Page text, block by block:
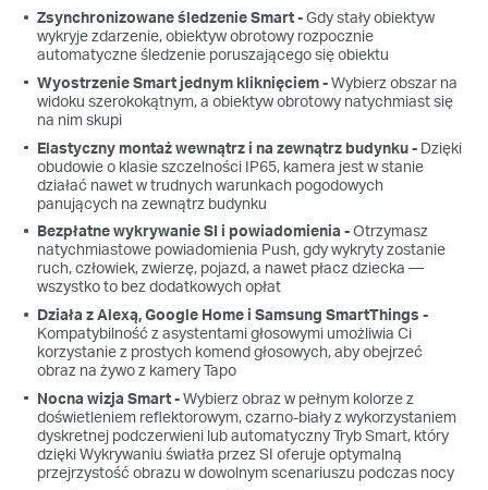
Zsynchronizowane śledzenie Smart -Gdy stały obiektyw
wykryje zdarzenie, obiektyw obrotowy rozpocznie
automatyczne śledzenie poruszającego się obiektu
Wyostrzenie Smart jednym kliknięciem -Wybierz obszar na
widoku szerokokątnym, a obiektyw obrotowy natychmiast się
na nim skupi
Elastyczny montaż wewnątrz i na zewnątrz budynku - Dzięki
obudowie o klasie szczelności IP65, kamera jest w stanie
działać nawet w trudnych warunkach pogodowych
panujących na zewnątrz budynku
Bezpłatne wykrywanie SI i powiadomienia -Otrzymasz
natychmiastowe powiadomienia Push, gdy wykryty zostanie
ruch, człowiek, zwierzę, pojazd, a nawet płacz dziecka —
wszystko to bez dodatkowych opłat
Działa z Alexą, Google Home i Samsung SmartThings -
Kompatybilność z asystentami głosowymi umożliwia Ci
korzystanie z prostych komend głosowych, aby obejrzeć
obraz na żywo z kamery Tapo
Nocna wizja Smart -Wybierz obraz w pełnym kolorze z
doświetleniem reflektorowym, czarno-biały z wykorzystaniem
dyskretnej podczerwieni lub automatyczny Tryb Smart, który
dzięki Wykrywaniu światła przez SI oferuje optymalną
przejrzystość obrazu w dowolnym scenariuszu podczas nocy